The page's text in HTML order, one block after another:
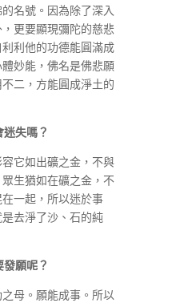
名號。因為除了深入
更要顯現彌陀的慈悲
利他的功德能圓滿成
妙能，佛名是佛悲願
二，方能圓成淨土的
失嗎？
它如出礦之金，不與
生猶如在礦之金，不
一起，所以迷於事
去淨了沙、石的純
發願呢？
母。願能成事。所以